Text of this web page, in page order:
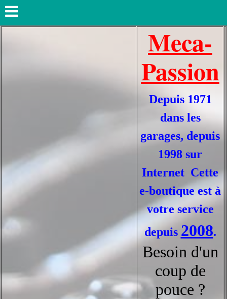
Meca-
Passion
Depuis 1971
dans les
garages, depuis
1998 sur
Internet Cette
e-boutique est à
votre service
depuis 2008.
Besoin d'un
coup de
pouce ?